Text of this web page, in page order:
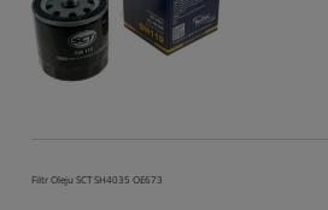
Filtr Oleju SCT SH4035 OE673